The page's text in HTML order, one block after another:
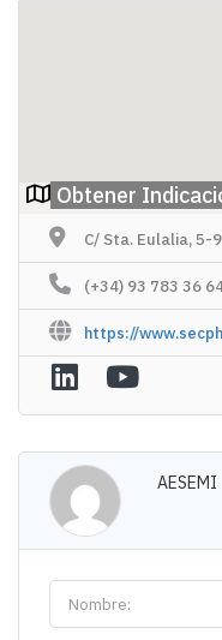
Obtener
C/ Sta. Eulalia, 5-
(+34) 93 783 36
https://
AESEMI